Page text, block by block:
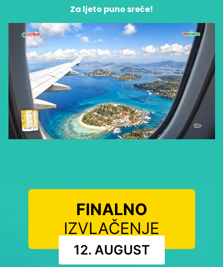
Za ljeto puno sreće!
FINALNO
IZVLAČENJE
12. AUGUST